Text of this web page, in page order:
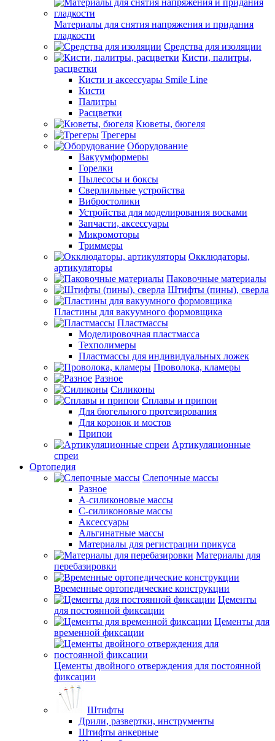
Материалы для снятия напряжения и придания
гладкости
Средства для изоляции
Кисти, палитры,
расцветки
Кисти и аксессуары Smile Line
Кисти
Палитры
Расцветки
Кюветы, бюгеля
Трегеры
Оборудование
Вакуумформеры
Горелки
Пылесосы и боксы
Сверлильные устройства
Вибростолики
Устройства для моделирования восками
Запчасти, аксессуары
Микромоторы
Триммеры
Окклюдаторы,
артикуляторы
Паковочные материалы
Штифты (пины), сверла
Пластины для вакуумного формовщика
Пластмассы
Моделировочная пластмасса
Техполимеры
Пластмассы для индивидуальных ложек
Проволока, кламеры
Разное
Силиконы
Сплавы и припои
Для бюгельного протезирования
Для коронок и мостов
Припои
Артикуляционные
спреи
Ортопедия
Слепочные массы
Разное
А-силиконовые массы
С-силиконовые массы
Аксессуары
Альгинатные массы
Материалы для регистрации прикуса
Материалы для
перебазировки
Временные ортопедические конструкции
Цементы
для постоянной фиксации
Цементы для
временной фиксации
Цементы двойного отверждения для постоянной
фиксации
Штифты
Дрили, развертки, инструменты
Штифты анкерные